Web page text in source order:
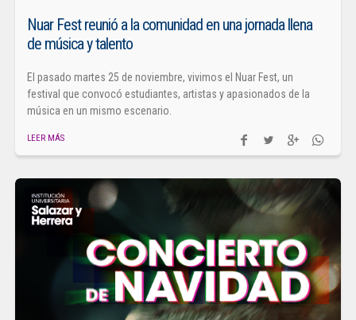
Nuar Fest reunió a la comunidad en una jornada llena
de música y talento
El pasado martes 25 de noviembre, vivimos el Nuar Fest, un
festival que convocó estudiantes, artistas y apasionados de la
música en un mismo escenario.
LEER MÁS